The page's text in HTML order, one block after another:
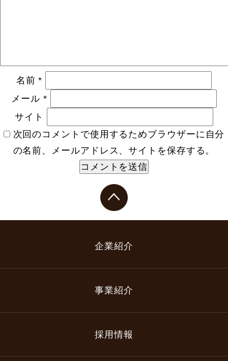
名前*
メール *
サイト
次回のコメントで使用するためブラウザーに自分
の名前、メールアドレス、サイトを保存する。
企業紹介
事業紹介
採用情報